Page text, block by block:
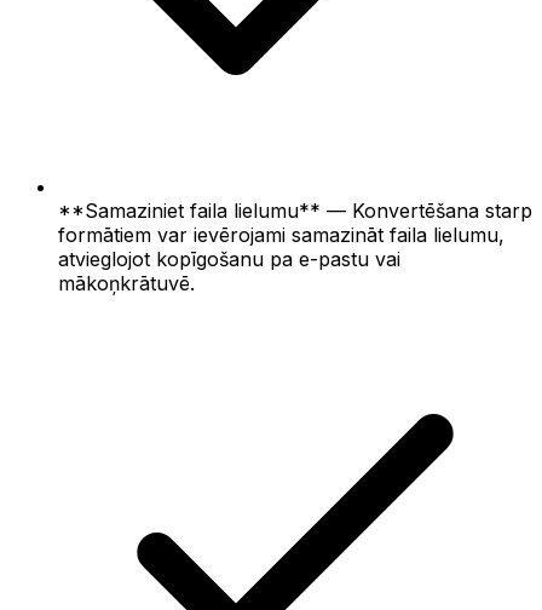
**Samaziniet faila lielumu** — Konvertēšana starp
formātiem var ievērojami samazināt faila lielumu,
atvieglojot kopīgošanu pa e-pastu vai
mākoņkrātuvē.